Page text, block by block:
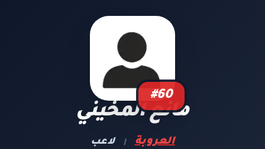
#60
مانع المخيني
العروبة | لاعب